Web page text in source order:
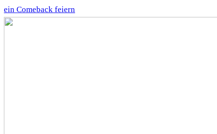
ein Comeback feiern